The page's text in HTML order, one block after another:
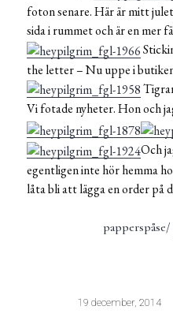
foton senare. Här är mitt
sida i rummet och är en mer
the letter – Nu uppe i
Vi fotade nyheter. Hon och
Och
egentligen inte hör hemma
låta bli att lägga en order på
papperspåse/
19 december, 2014